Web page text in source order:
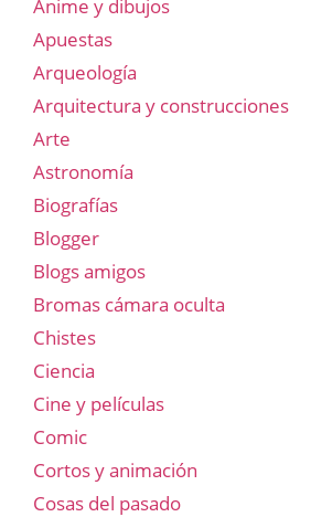
Anime y dibujos
Apuestas
Arqueología
Arquitectura y construcciones
Arte
Astronomía
Biografías
Blogger
Blogs amigos
Bromas cámara oculta
Chistes
Ciencia
Cine y películas
Comic
Cortos y animación
Cosas del pasado